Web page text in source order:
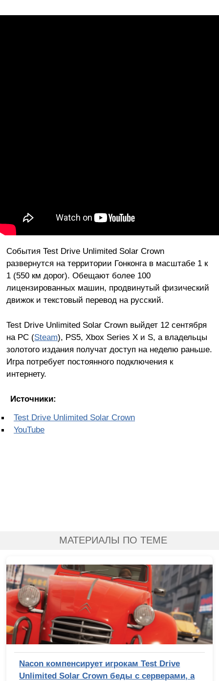
События Test Drive Unlimited Solar Crown
развернутся на территории Гонконга в масштабе 1 к
1 (550 км дорог). Обещают более 100
лицензированных машин, продвинутый физический
движок и текстовый перевод на русский.
Test Drive Unlimited Solar Crown выйдет 12 сентября
на PC (Steam), PS5, Xbox Series X и S, а владельцы
золотого издания получат доступ на неделю раньше.
Игра потребует постоянного подключения к
интернету.
Источники:
Test Drive Unlimited Solar Crown
YouTube
МАТЕРИАЛЫ ПО ТЕМЕ
Nacon компенсирует игрокам Test Drive
Unlimited Solar Crown беды с серверами, а